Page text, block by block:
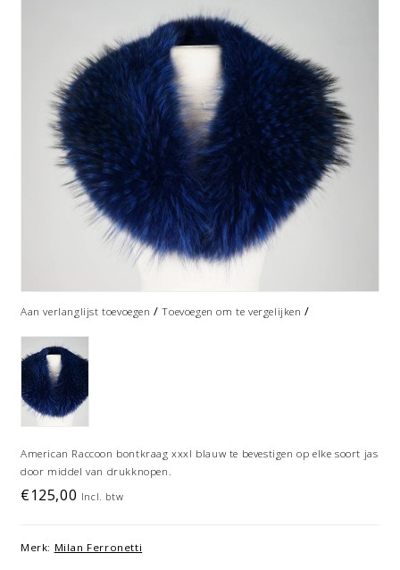
Aan verlanglijst toevoegen /Toevoegen om te vergelijken /
American Raccoon bontkraag xxxl blauw te bevestigen op elke soort jas
door middel van drukknopen.
€125,00 Incl. btw
Merk: Milan Ferronetti